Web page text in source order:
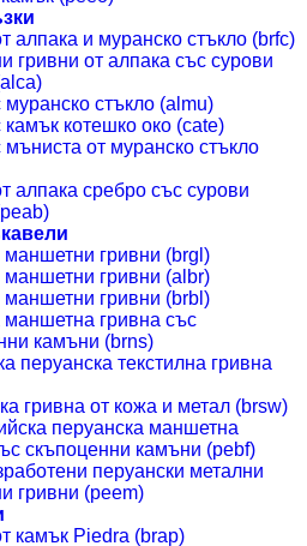
алпака и муранско стъкло (brfc)
гривни от алпака със сурови
муранско стъкло (almu)
камък котешко око (cate)
мъниста от муранско стъкло
алпака сребро със сурови
маншетни гривни (brgl)
маншетни гривни (albr)
маншетни гривни (brbl)
маншетна гривна със
камъни (brns)
перуанска текстилна гривна
гривна от кожа и метал (brsw)
перуанска маншетна
скъпоценни камъни (pebf)
перуански метални
гривни (peem)
камък Piedra (brap)